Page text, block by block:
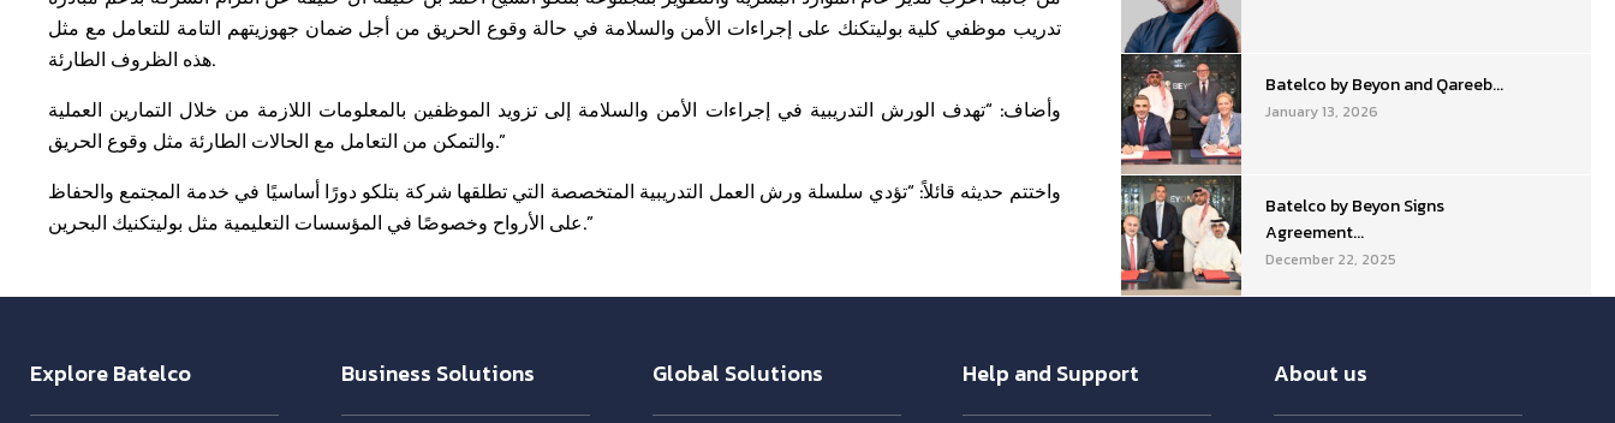
تدريب موظفي كلية بوليتكنك على إجراءات الأمن والسلامة في حالة وقوع الحريق من أجل ضمان جهوزيتهم التامة للتعامل مع مثل
هذه الظروف الطارئة.
وأضاف: “تهدف الورش التدريبية في إجراءات الأمن والسلامة إلى تزويد الموظفين بالمعلومات اللازمة من خلال التمارين العملية
والتمكن من التعامل مع الحالات الطارئة مثل وقوع الحريق.”
واختتم حديثه قائلاً: “تؤدي سلسلة ورش العمل التدريبية المتخصصة التي تطلقها شركة بتلكو دورًا أساسيًا في خدمة المجتمع والحفاظ
على الأرواح وخصوصًا في المؤسسات التعليمية مثل بوليتكنيك البحرين.”
Batelco by Beyon and Qareeb...
January 13, 2026
Batelco by Beyon Signs
Agreement...
December 22, 2025
Explore Batelco Business Solutions Global Solutions Help and Support About us